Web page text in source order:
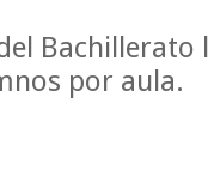
Bachillerato
por aula.